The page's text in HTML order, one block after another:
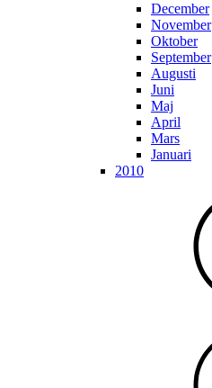
December
November
Oktober
September
Augusti
Juni
Maj
April
Mars
Januari
2010